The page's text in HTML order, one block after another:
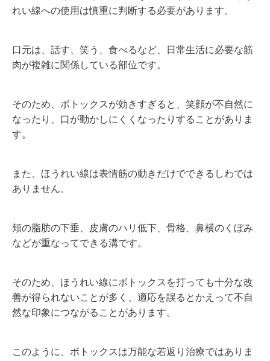
れい線への使用は慎重に判断する必要があります。
口元は、話す、笑う、食べるなど、日常生活に必要な筋
肉が複雑に関係している部位です。
そのため、ボトックスが効きすぎると、笑顔が不自然に
なったり、口が動かしにくくなったりすることがありま
す。
また、ほうれい線は表情筋の動きだけでできるしわでは
ありません。
頬の脂肪の下垂、皮膚のハリ低下、骨格、鼻横のくぼみ
などが重なってできる溝です。
そのため、ほうれい線にボトックスを打っても十分な改
善が得られないことが多く、適応を誤るとかえって不自
然な印象につながることがあります。
このように、ボトックスは万能な若返り治療ではありま